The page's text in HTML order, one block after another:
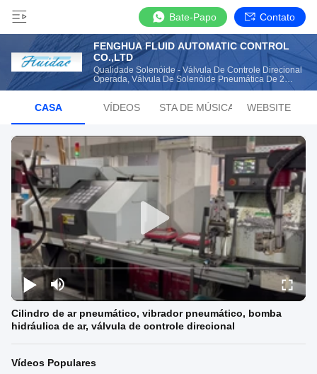
Bate-Papo Contato
FENGHUA FLUID AUTOMATIC CONTROL
CO.,LTD
Qualidade Solenóide - Válvula De Controle Direcional
Operada, Válvula De Solenóide Pneumática De 2
Maneiras Fabricante De China
CASA VÍDEOS LISTA DE MÚSICAS WEBSITE
Cilindro de ar pneumático, vibrador pneumático, bomba
hidráulica de ar, válvula de controle direcional
Vídeos Populares